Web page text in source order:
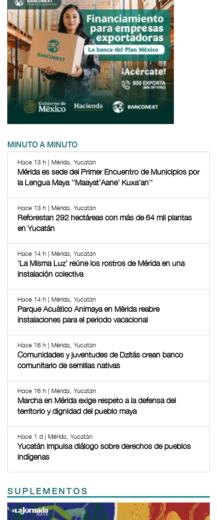
MINUTO A MINUTO
Hace 13 h | Mérida, Yucatán
Mérida es sede del Primer Encuentro de Municipios por
la Lengua Maya ''Maayat’Aane’ Kuxa’an''
Hace 13 h | Mérida, Yucatán
Reforestan 292 hectáreas con más de 64 mil plantas
en Yucatán
Hace 14 h | Mérida, Yucatán
‘La Misma Luz’ reúne los rostros de Mérida en una
instalación colectiva
Hace 14 h | Mérida, Yucatán
Parque Acuático Animaya en Mérida reabre
instalaciones para el periodo vacacional
Hace 16 h | Mérida, Yucatán
Comunidades y juventudes de Dzitás crean banco
comunitario de semillas nativas
Hace 16 h | Mérida, Yucatán
Marcha en Mérida exige respeto a la defensa del
territorio y dignidad del pueblo maya
Hace 1 d | Mérida, Yucatán
Yucatán impulsa diálogo sobre derechos de pueblos
indígenas
SUPLEMENTOS